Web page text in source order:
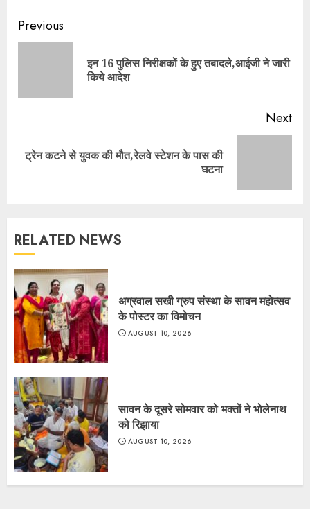
Continue
Reading
Previous
इन 16 पुलिस निरीक्षकों के हुए तबादले,आईजी ने जारी
किये आदेश
Next
Next
ट्रेन कटने से युवक की मौत,रेलवे स्टेशन के पास की
घटना
RELATED NEWS
अग्रवाल सखी ग्रुप संस्था के सावन महोत्सव
के पोस्टर का विमोचन
AUGUST 10, 2026
सावन के दूसरे सोमवार को भक्तों ने भोलेनाथ
को रिझाया
AUGUST 10, 2026